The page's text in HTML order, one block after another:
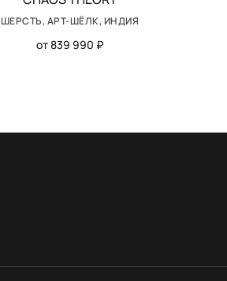
ШЕРСТЬ, АРТ-ШЁЛК, ИНДИЯ
от 839 990 ₽